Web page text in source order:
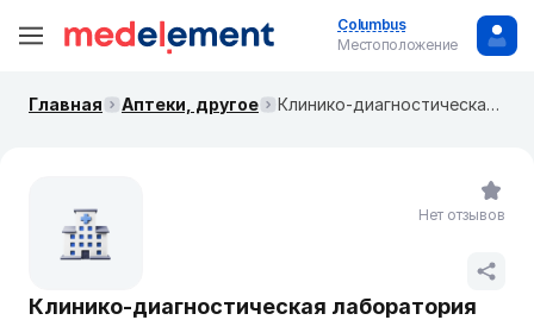
Columbus
Местоположение
Главная Аптеки, другое Клинико-диагностическая лаборатория "ОЛИМП"
Клинико-диагностическая лаборатория
Нет отзывов